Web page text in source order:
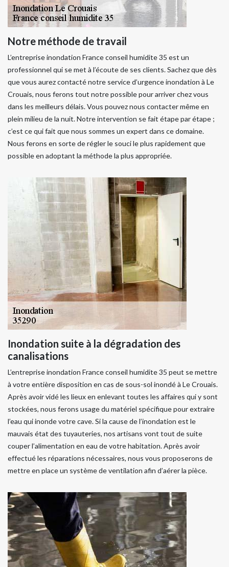
Notre méthode de travail
L’entreprise inondation France conseil humidite 35 est un
professionnel qui se met à l’écoute de ses clients. Sachez que dès
que vous aurez contacté notre service d’urgence inondation à Le
Crouais, nous ferons tout notre possible pour arriver chez vous
dans les meilleurs délais. Vous pouvez nous contacter même en
plein milieu de la nuit. Notre intervention se fait étape par étape ;
c’est ce qui fait que nous sommes un expert dans ce domaine.
Nous ferons en sorte de régler le souci le plus rapidement que
possible en adoptant la méthode la plus appropriée.
Inondation suite à la dégradation des
canalisations
L’entreprise inondation France conseil humidite 35 peut se mettre
à votre entière disposition en cas de sous-sol inondé à Le Crouais.
Après avoir vidé les lieux en enlevant toutes les affaires qui y sont
stockées, nous ferons usage du matériel spécifique pour extraire
l’eau qui inonde votre cave. Si la cause de l’inondation est le
mauvais état des tuyauteries, nos artisans vont tout de suite
couper l’alimentation en eau de votre habitation. Après avoir
effectué les réparations nécessaires, nous vous proposerons de
mettre en place un système de ventilation afin d’aérer la pièce.